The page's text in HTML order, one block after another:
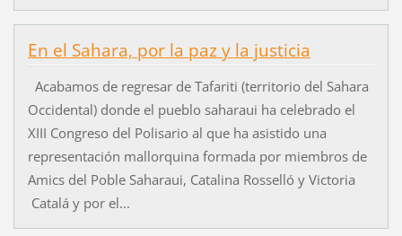
En el Sahara, por la paz y la justicia
Acabamos de regresar de Tafariti (territorio del Sahara
Occidental) donde el pueblo saharaui ha celebrado el
XIII Congreso del Polisario al que ha asistido una
representación mallorquina formada por miembros de
Amics del Poble Saharaui, Catalina Rosselló y Victoria
Catalá y por el...